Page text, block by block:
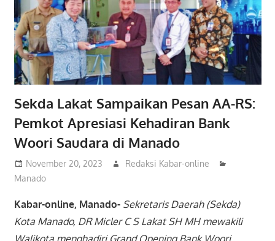
Sekda Lakat Sampaikan Pesan AA-RS:
Pemkot Apresiasi Kehadiran Bank
Woori Saudara di Manado
November 20, 2023
Redaksi Kabar-online
Manado
Kabar-online, Manado- Sekretaris Daerah (Sekda)
Kota Manado, DR Micler C S Lakat SH MH mewakili
Walikota menghadiri Grand Opening Bank Woori